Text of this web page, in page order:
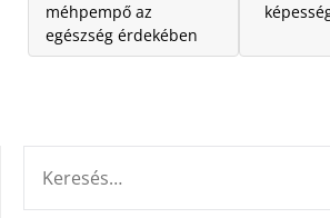
méhpempő az
egészség érdekében